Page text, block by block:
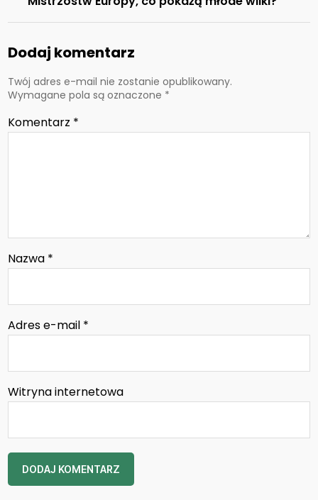
Dodaj komentarz
Twój adres e-mail nie zostanie opublikowany.
Wymagane pola są oznaczone *
Komentarz *
Nazwa *
Adres e-mail *
Witryna internetowa